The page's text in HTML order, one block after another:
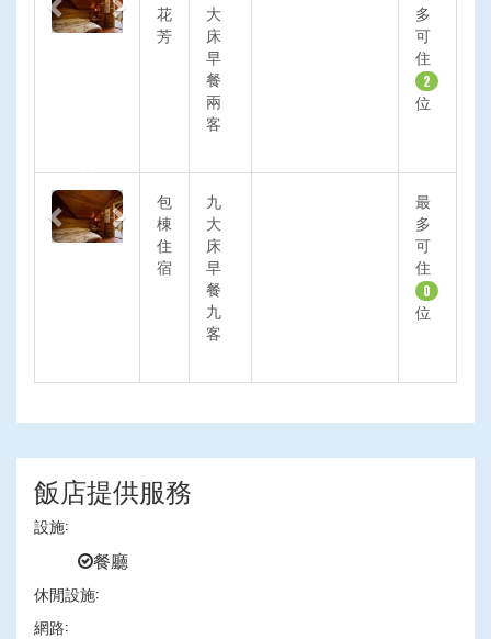
花
芳
大
床
早
餐
兩
客
多
可
住
2
位
PreviousNext
包
棟
住
宿
九
大
床
早
餐
九
客
最
多
可
住
0
位
飯店提供服務
設施:
餐廳
休閒設施:
網路: